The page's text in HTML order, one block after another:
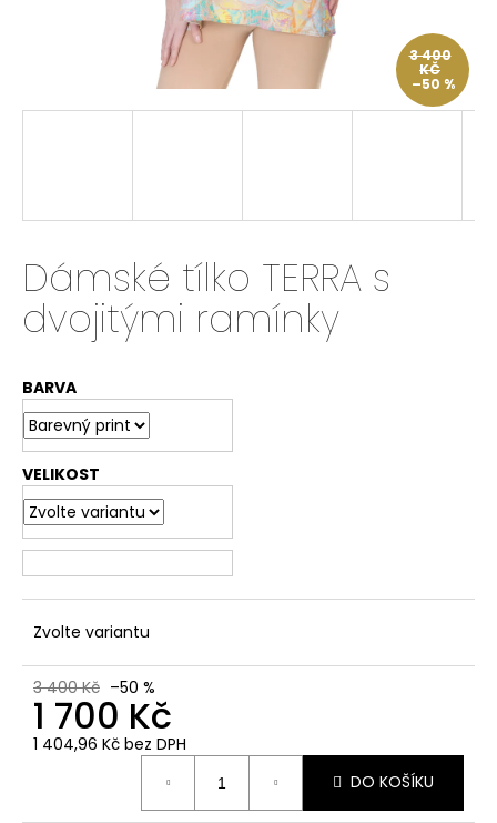
Dámské tílko TERRA s
dvojitými ramínky
BARVA
VELIKOST
Zvolte variantu
3 400 Kč –50 %
1 700 Kč
1 404,96 Kč bez DPH
DO KOŠÍKU
3 400
KČ
–50 %
t
HLEDAT
o
p
o
r
u
č
u
j
e
m
e